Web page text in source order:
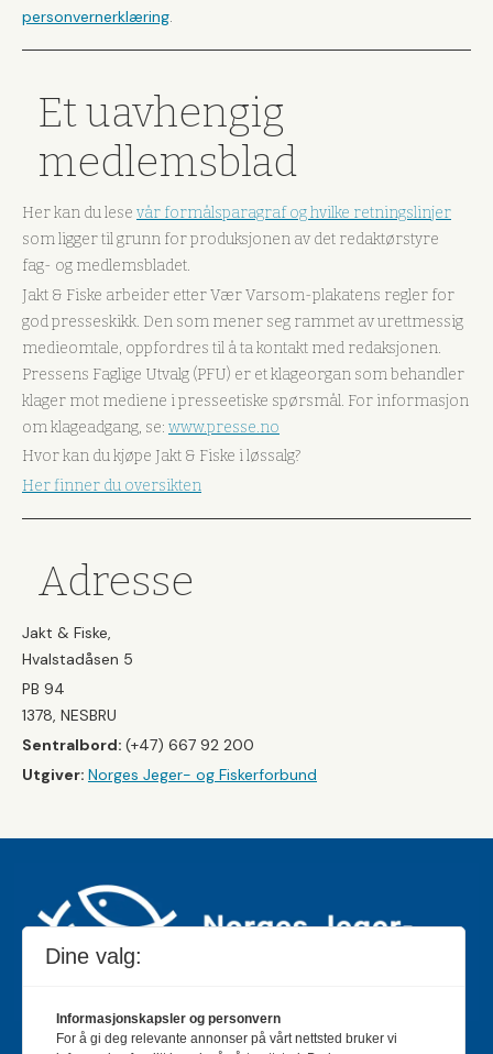
personvernerklæring.
Et uavhengig
medlemsblad
Her kan du lese vår formålsparagraf og hvilke retningslinjer
som ligger til grunn for produksjonen av det redaktørstyre
fag- og medlemsbladet.
Jakt & Fiske arbeider etter Vær Varsom-plakatens regler for
god presseskikk. Den som mener seg rammet av urettmessig
medieomtale, oppfordres til å ta kontakt med redaksjonen.
Pressens Faglige Utvalg (PFU) er et klageorgan som behandler
klager mot mediene i presseetiske spørsmål. For informasjon
om klageadgang, se: www.presse.no
Hvor kan du kjøpe Jakt & Fiske i løssalg?
Her finner du oversikten
Adresse
Jakt & Fiske,
Hvalstadåsen 5
PB 94
1378, NESBRU
Sentralbord: (+47) 667 92 200
Utgiver: Norges Jeger- og Fiskerforbund
Jakt & Fiske er landets største og eldste magasin for
Dine valg:
Informasjonskapsler og personvern
For å gi deg relevante annonser på vårt nettsted bruker vi